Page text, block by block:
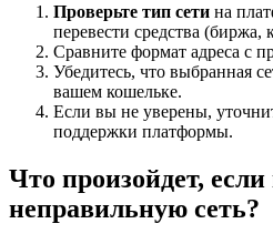
Проверьте тип сети на
перевести средства (биржа,
Сравните формат адреса с
Убедитесь, что выбранная
вашем кошельке.
Если вы не уверены,
поддержки платформы.
Что произойдет,
неправильную сеть?